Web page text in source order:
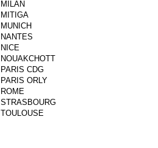
MILAN
MITIGA
MUNICH
NANTES
NICE
NOUAKCHOTT
PARIS CDG
PARIS ORLY
ROME
STRASBOURG
TOULOUSE